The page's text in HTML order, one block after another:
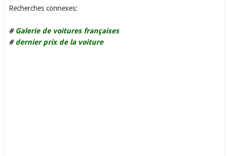
Recherches connexes:
#Galerie de voitures françaises
#dernier prix de la voiture